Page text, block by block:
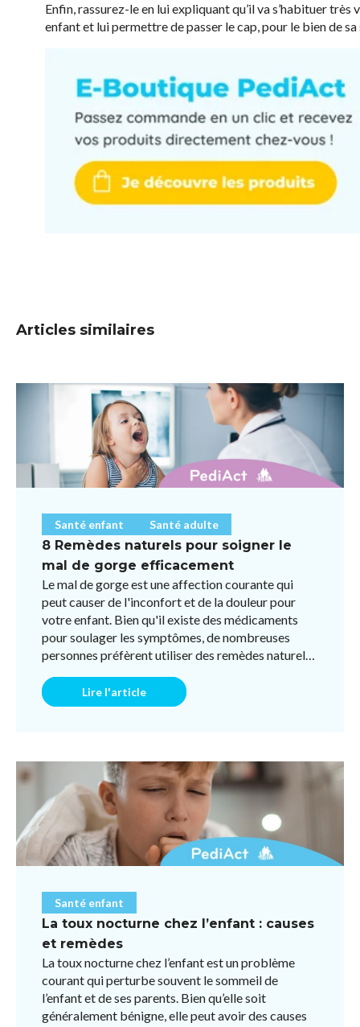
Enfin, rassurez-le en lui expliquant qu’il va s’habituer
enfant et lui permettre de passer le cap, pour le bien de sa
Articles similaires
Santé enfant Santé adulte
8 Remèdes naturels pour soigner le
mal de gorge efficacement
Le mal de gorge est une affection courante qui
peut causer de l'inconfort et de la douleur pour
votre enfant. Bien qu'il existe des médicaments
pour soulager les symptômes, de nombreuses
personnes préfèrent utiliser des remèdes naturels
Lire l'article
Santé enfant
La toux nocturne chez l’enfant : causes
et remèdes
La toux nocturne chez l’enfant est un problème
courant qui perturbe souvent le sommeil de
l’enfant et de ses parents. Bien qu’elle soit
généralement bénigne, elle peut avoir des causes